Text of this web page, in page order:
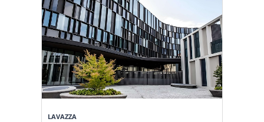
LAVAZZA